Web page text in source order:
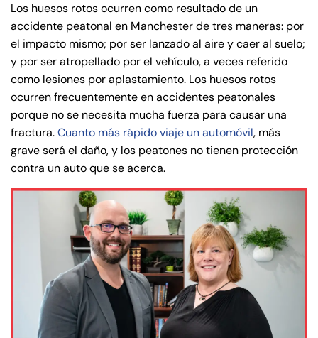
Los huesos rotos ocurren como resultado de un
accidente peatonal en Manchester de tres maneras: por
el impacto mismo; por ser lanzado al aire y caer al suelo;
y por ser atropellado por el vehículo, a veces referido
como lesiones por aplastamiento. Los huesos rotos
ocurren frecuentemente en accidentes peatonales
porque no se necesita mucha fuerza para causar una
fractura.Cuanto más rápido viaje un automóvil, más
grave será el daño, y los peatones no tienen protección
contra un auto que se acerca.